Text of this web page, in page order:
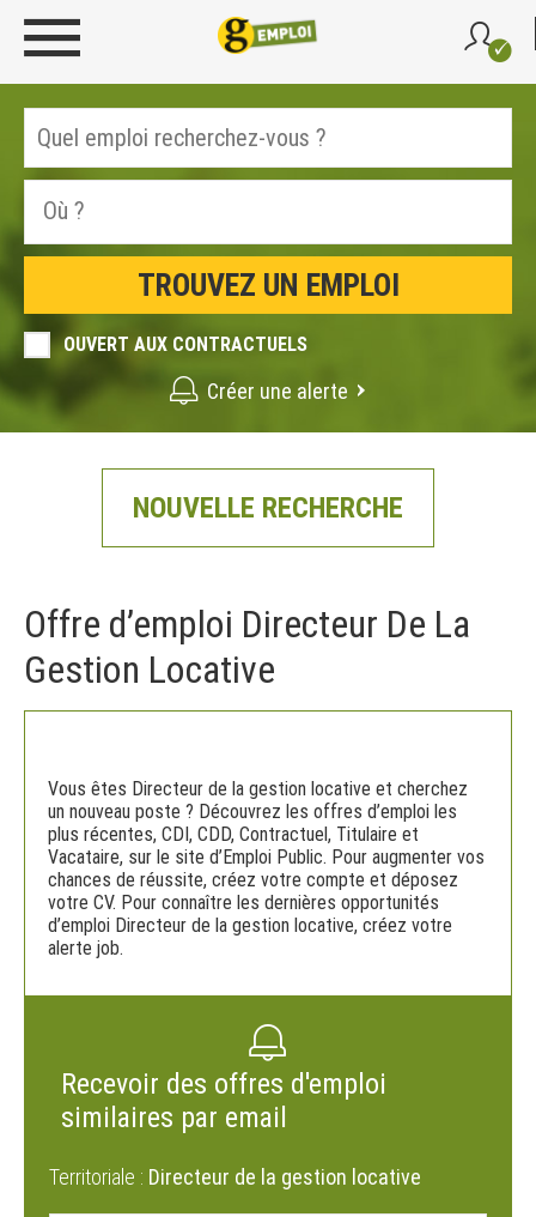
OUVERT AUX CONTRACTUELS
Créer une alerte
NOUVELLE RECHERCHE
Offre d’emploi Directeur De La
Gestion Locative
Vous êtes Directeur de la gestion locative et cherchez
un nouveau poste ? Découvrez les offres d’emploi les
plus récentes, CDI, CDD, Contractuel, Titulaire et
Vacataire, sur le site d’Emploi Public. Pour augmenter vos
chances de réussite, créez votre compte et déposez
votre CV. Pour connaître les dernières opportunités
d’emploi Directeur de la gestion locative, créez votre
alerte job.
Recevoir des offres d'emploi
similaires par email
Territoriale : Directeur de la gestion locative